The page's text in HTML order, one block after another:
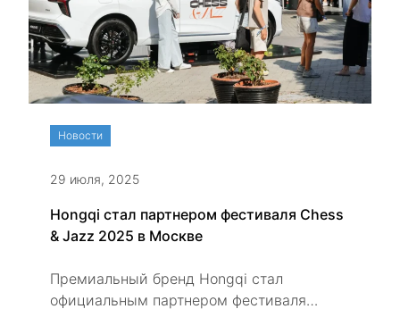
Новости
29 июля, 2025
Hongqi стал партнером фестиваля Chess
& Jazz 2025 в Москве
Премиальный бренд Hongqi стал
официальным партнером фестиваля